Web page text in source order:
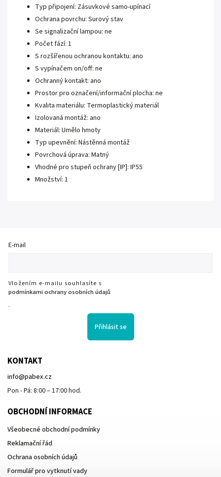
Typ připojení: Zásuvkové samo-upínací
Ochrana povrchu: Surový stav
Se signalizační lampou: ne
Počet fází: 1
S rozšířenou ochranou kontaktu: ano
S vypínačem on/off: ne
Ochranný kontakt: ano
Prostor pro označení/informační plocha: ne
Kvalita materiálu: Termoplastický materiál
Izolovaná montáž: ano
Materiál: Umělo hmoty
Typ upevnění: Nástěnná montáž
Povrchová úprava: Matný
Vhodné pro stupeň ochrany [IP]: IP55
Množství: 1
E-mail
Vložením e-mailu souhlasíte s
podmínkami ochrany osobních údajů
.
Přihlásit se
KONTAKT
info@pabex.cz
Pon - Pá: 8:00 – 17:00 hod.
OBCHODNÍ INFORMACE
Všeobecné obchodní podmínky
Reklamační řád
Ochrana osobních údajů
Formulář pro vytknutí vady